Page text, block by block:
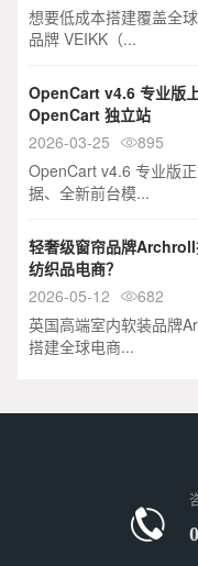
想要低成本搭建覆盖全
品牌 VEIKK（...
OpenCart v4.6 专业版
OpenCart 独立站
2026-03-25
895
OpenCart v4.6 专业版
据、全新前台模...
轻奢级窗帘品牌
纺织品电商？
2026-05-12
682
英国高端室内软装品牌
搭建全球电商...